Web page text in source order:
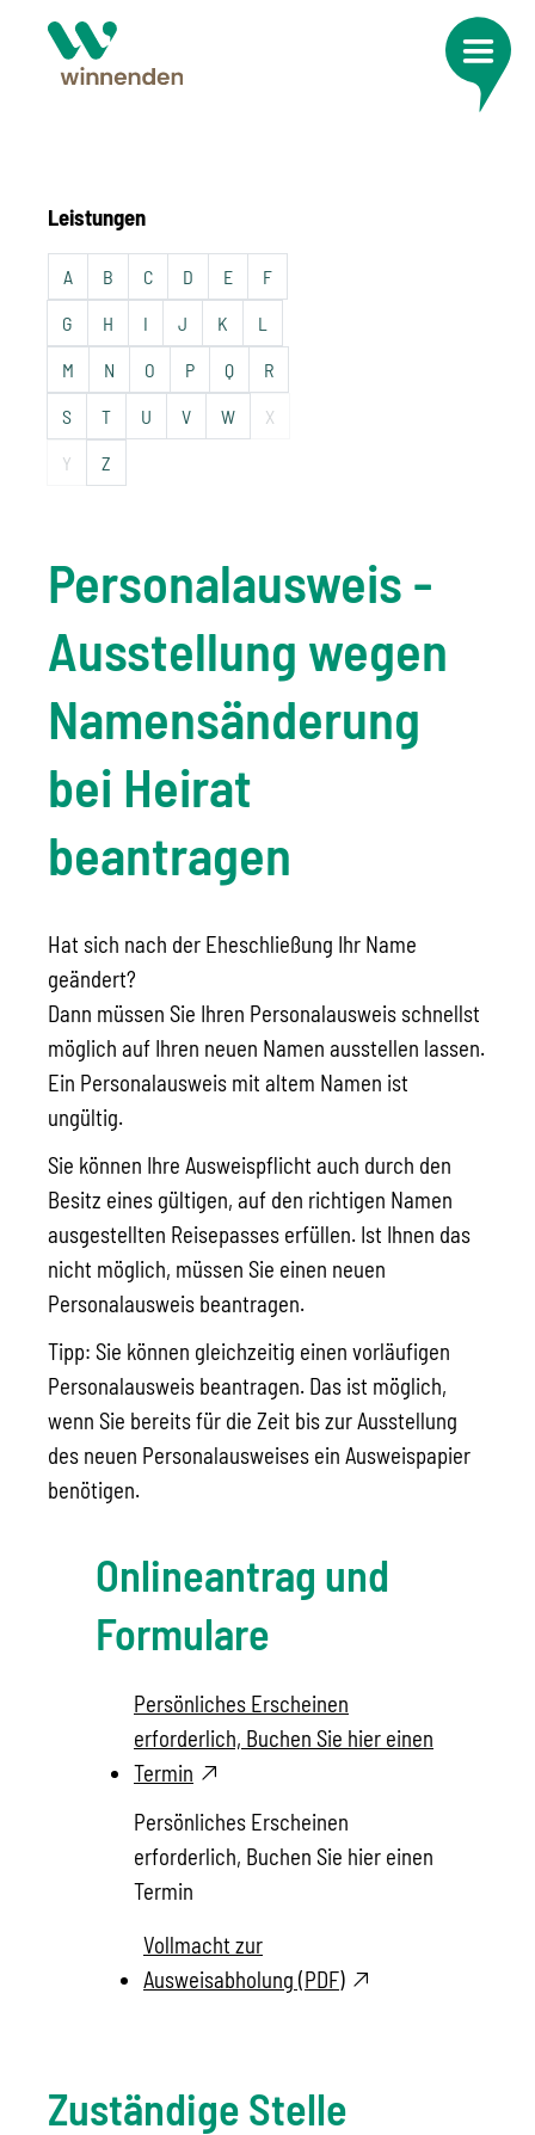
Leistungen
A B C D E F
G H I J K L
M N O P Q R
S T U V W X
Y Z
Personalausweis -
Ausstellung wegen
Namensänderung
bei Heirat
beantragen
Hat sich nach der Eheschließung Ihr Name
geändert?
Dann müssen Sie Ihren Personalausweis schnellst
möglich auf Ihren neuen Namen ausstellen lassen.
Ein Personalausweis mit altem Namen ist
ungültig.
Sie können Ihre Ausweispflicht auch durch den
Besitz eines gültigen, auf den richtigen Namen
ausgestellten Reisepasses erfüllen. Ist Ihnen das
nicht möglich, müssen Sie einen neuen
Personalausweis beantragen.
Tipp: Sie können gleichzeitig einen vorläufigen
Personalausweis beantragen. Das ist möglich,
wenn Sie bereits für die Zeit bis zur Ausstellung
des neuen Personalausweises ein Ausweispapier
benötigen.
Onlineantrag und
Formulare
Persönliches Erscheinen
erforderlich, Buchen Sie hier einen
Termin
Persönliches Erscheinen
erforderlich, Buchen Sie hier einen
Termin
Vollmacht zur
Ausweisabholung (PDF)
Zuständige Stelle